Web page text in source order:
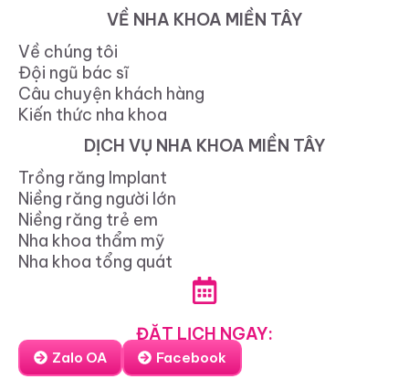
VỀ NHA KHOA MIỀN TÂY
Về chúng tôi
Đội ngũ bác sĩ
Câu chuyện khách hàng
Kiến thức nha khoa
DỊCH VỤ NHA KHOA MIỀN TÂY
Trồng răng Implant
Niềng răng người lớn
Niềng răng trẻ em
Nha khoa thẩm mỹ
Nha khoa tổng quát
ĐẶT LỊCH NGAY:
Zalo OA Facebook